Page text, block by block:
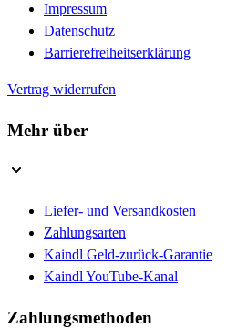
Impressum
Datenschutz
Barrierefreiheitserklärung
Vertrag widerrufen
Mehr über
Liefer- und Versandkosten
Zahlungsarten
Kaindl Geld-zurück-Garantie
Kaindl YouTube-Kanal
Zahlungsmethoden